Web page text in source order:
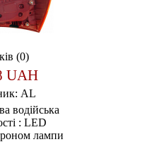
(0)
UAH
AL
водійська
: LED
лампи